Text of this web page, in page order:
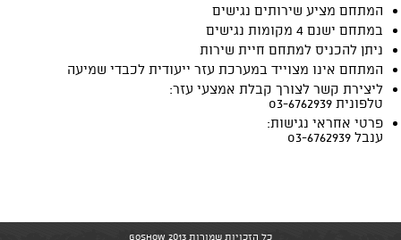
המתחם מציע שירותים נגישים
במתחם ישנם 4 מקומות נגישים
ניתן להכניס למתחם חיית שירות
המתחם אינו מצוייד במערכת עזר ייעודית לכבדי שמיעה
ליצירת קשר לצורך קבלת אמצעי עזר:
טלפונית 03-6762939
פרטי אחראי נגישות:
ענבל 03-6762939
כל הזכויות שמורות GoShow 2013